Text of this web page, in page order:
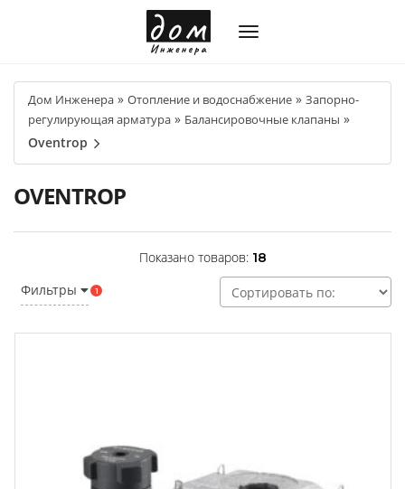
Дом Инженера » Отопление и водоснабжение » Запорно-
регулирующая арматура » Балансировочные клапаны »
Oventrop
OVENTROP
Показано товаров: 18
Фильтры 1